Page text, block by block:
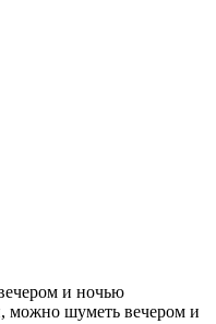
и ночью
можно шуметь вечером и